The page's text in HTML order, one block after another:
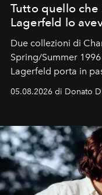
Tutto quello
Lagerfeld lo
Due collezioni di
Spring/Summer
Lagerfeld porta in
Kate, Claudia e
uno dei documenti
05.08.2026 di Donato